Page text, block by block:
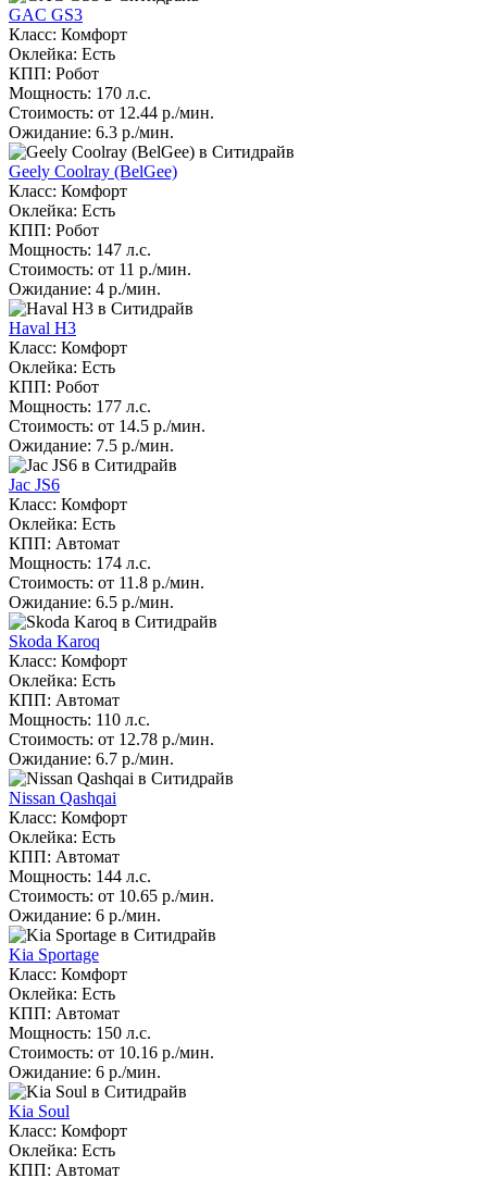
GAC GS3
Класс: Комфорт
Оклейка: Есть
КПП: Робот
Мощность: 170 л.с.
Стоимость: от 12.44 р./мин.
Ожидание: 6.3 р./мин.
Geely Coolray (BelGee)
Класс: Комфорт
Оклейка: Есть
КПП: Робот
Мощность: 147 л.с.
Стоимость: от 11 р./мин.
Ожидание: 4 р./мин.
Haval H3
Класс: Комфорт
Оклейка: Есть
КПП: Робот
Мощность: 177 л.с.
Стоимость: от 14.5 р./мин.
Ожидание: 7.5 р./мин.
Jac JS6
Класс: Комфорт
Оклейка: Есть
КПП: Автомат
Мощность: 174 л.с.
Стоимость: от 11.8 р./мин.
Ожидание: 6.5 р./мин.
Skoda Karoq
Класс: Комфорт
Оклейка: Есть
КПП: Автомат
Мощность: 110 л.с.
Стоимость: от 12.78 р./мин.
Ожидание: 6.7 р./мин.
Nissan Qashqai
Класс: Комфорт
Оклейка: Есть
КПП: Автомат
Мощность: 144 л.с.
Стоимость: от 10.65 р./мин.
Ожидание: 6 р./мин.
Kia Sportage
Класс: Комфорт
Оклейка: Есть
КПП: Автомат
Мощность: 150 л.с.
Стоимость: от 10.16 р./мин.
Ожидание: 6 р./мин.
Kia Soul
Класс: Комфорт
Оклейка: Есть
КПП: Автомат